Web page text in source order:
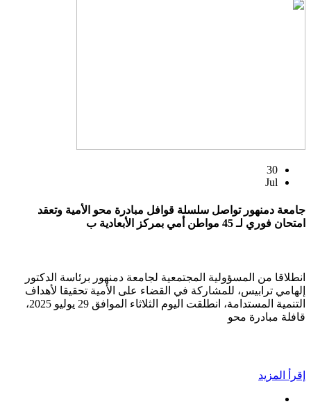
30
Jul
جامعة دمنهور تواصل سلسلة قوافل مبادرة محو الأمية وتعقد
امتحان فوري لـ 45 مواطن أمي بمركز الأبعادية ب
انطلاقا من المسؤولية المجتمعية لجامعة دمنهور برئاسة الدكتور
إلهامي ترابيس، للمشاركة في القضاء على الأمية تحقيقا لأهداف
التنمية المستدامة، انطلقت اليوم الثلاثاء الموافق 29 يوليو 2025،
قافلة مبادرة محو
إقرأ المزيد